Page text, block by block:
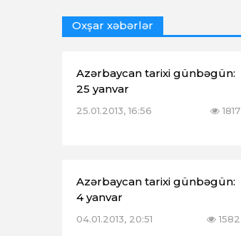
Oxşar xəbərlər
Azərbaycan tarixi günbəgün:
25 yanvar
25.01.2013, 16:56 1817
Azərbaycan tarixi günbəgün:
4 yanvar
04.01.2013, 20:51 1582